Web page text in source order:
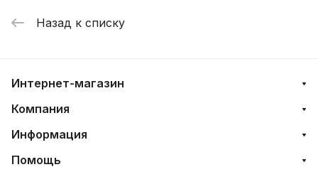
Назад к списку
Интернет-магазин
Компания
Информация
Помощь